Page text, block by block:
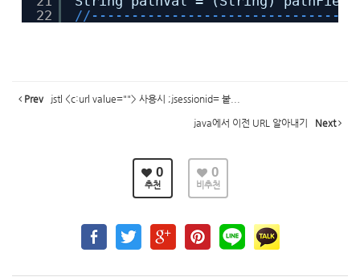
22
Prev jstl <c:url value=""> 사용시 ;jsessionid= 붙...
java에서 이전 URL 알아내기 Next
0
추천
0
비추천